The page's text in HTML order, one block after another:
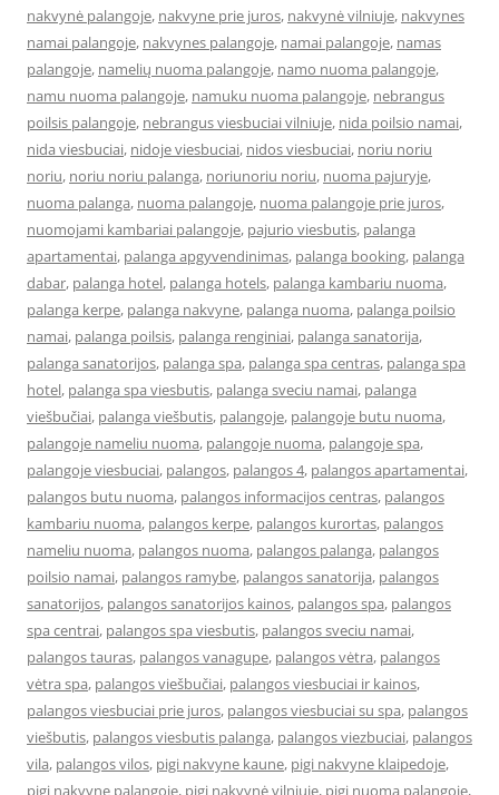
nakvynė palangoje, nakvyne prie juros, nakvynė vilniuje, nakvynes
namai palangoje, nakvynes palangoje, namai palangoje, namas
palangoje, namelių nuoma palangoje, namo nuoma palangoje,
namu nuoma palangoje, namuku nuoma palangoje, nebrangus
poilsis palangoje, nebrangus viesbuciai vilniuje, nida poilsio namai,
nida viesbuciai, nidoje viesbuciai, nidos viesbuciai, noriu noriu
noriu, noriu noriu palanga, noriunoriu noriu, nuoma pajuryje,
nuoma palanga, nuoma palangoje, nuoma palangoje prie juros,
nuomojami kambariai palangoje, pajurio viesbutis, palanga
apartamentai, palanga apgyvendinimas, palanga booking, palanga
dabar, palanga hotel, palanga hotels, palanga kambariu nuoma,
palanga kerpe, palanga nakvyne, palanga nuoma, palanga poilsio
namai, palanga poilsis, palanga renginiai, palanga sanatorija,
palanga sanatorijos, palanga spa, palanga spa centras, palanga spa
hotel, palanga spa viesbutis, palanga sveciu namai, palanga
viešbučiai, palanga viešbutis, palangoje, palangoje butu nuoma,
palangoje nameliu nuoma, palangoje nuoma, palangoje spa,
palangoje viesbuciai, palangos, palangos 4, palangos apartamentai,
palangos butu nuoma, palangos informacijos centras, palangos
kambariu nuoma, palangos kerpe, palangos kurortas, palangos
nameliu nuoma, palangos nuoma, palangos palanga, palangos
poilsio namai, palangos ramybe, palangos sanatorija, palangos
sanatorijos, palangos sanatorijos kainos, palangos spa, palangos
spa centrai, palangos spa viesbutis, palangos sveciu namai,
palangos tauras, palangos vanagupe, palangos vėtra, palangos
vėtra spa, palangos viešbučiai, palangos viesbuciai ir kainos,
palangos viesbuciai prie juros, palangos viesbuciai su spa, palangos
viešbutis, palangos viesbutis palanga, palangos viezbuciai, palangos
vila, palangos vilos, pigi nakvyne kaune, pigi nakvyne klaipedoje,
pigi nakvyne palangoje, pigi nakvynė vilniuje, pigi nuoma palangoje,